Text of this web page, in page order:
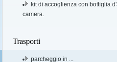
kit di accoglienza con bottiglia
camera.
Trasporti
parcheggio in ...